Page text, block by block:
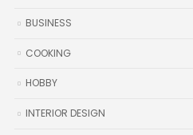
BUSINESS
COOKING
HOBBY
INTERIOR DESIGN